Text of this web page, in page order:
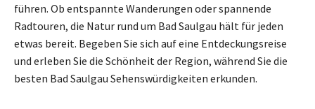
führen. Ob entspannte Wanderungen oder spannende
Radtouren, die Natur rund um Bad Saulgau hält für jeden
etwas bereit. Begeben Sie sich auf eine Entdeckungsreise
und erleben Sie die Schönheit der Region, während Sie die
besten Bad Saulgau Sehenswürdigkeiten erkunden.